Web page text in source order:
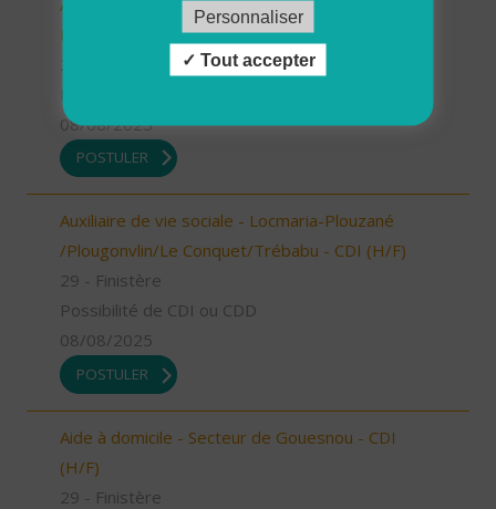
Porspoder, Landunvez - CDD ou CDI (H/F)
08/08/2025
POSTULER
Auxiliaire de vie sociale - Locmaria-Plouzané
/Plougonvlin/Le Conquet/Trébabu - CDI (H/F)
29 - Finistère
Possibilité de CDI ou CDD
08/08/2025
POSTULER
Aide à domicile - Secteur de Gouesnou - CDI
(H/F)
29 - Finistère
Personnaliser
Tout accepter